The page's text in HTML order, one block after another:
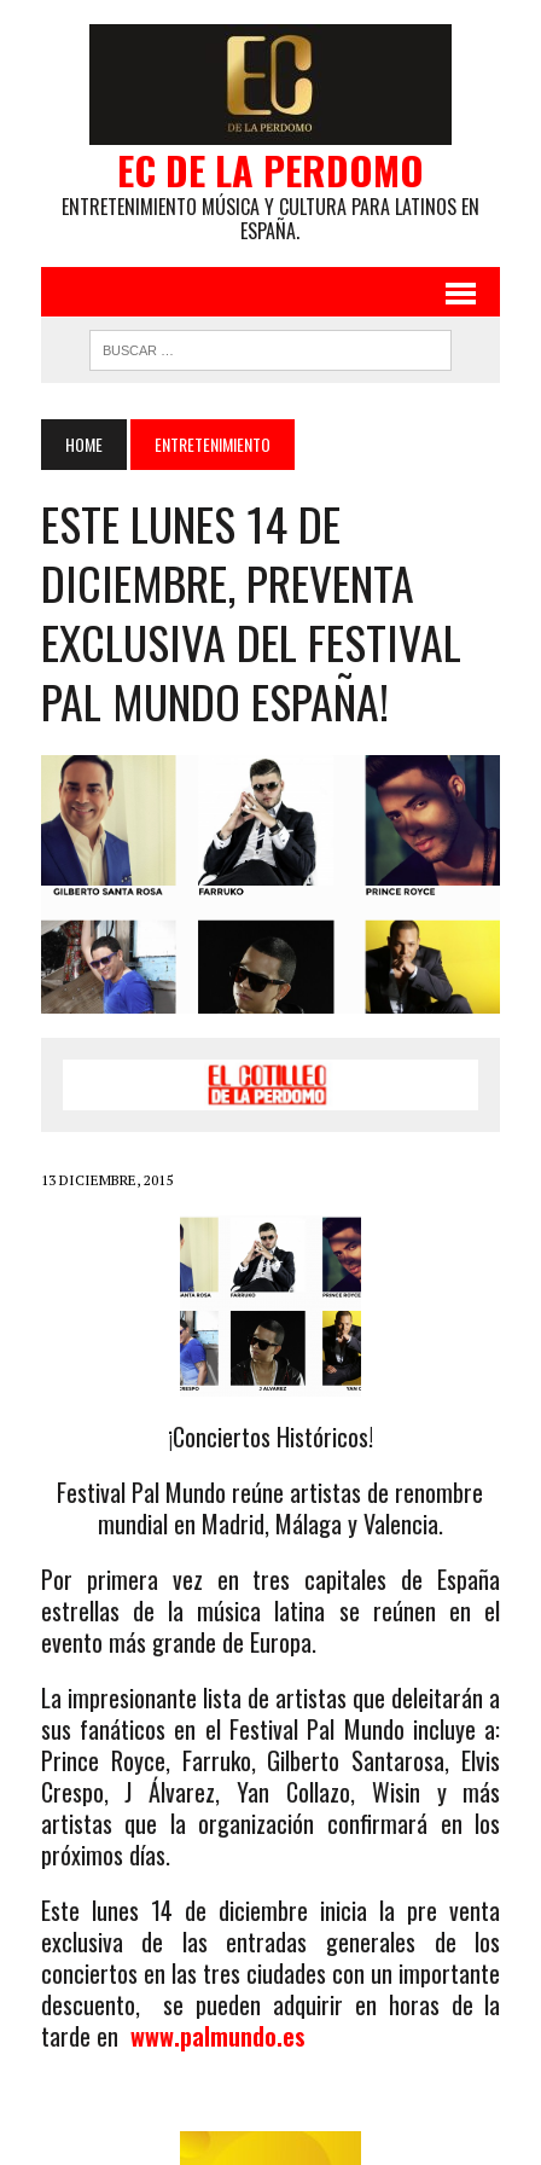
EC DE LA PERDOMO
ENTRETENIMIENTO MÚSICA Y CULTURA PARA LATINOS EN
ESPAÑA.
HOME ENTRETENIMIENTO
ESTE LUNES 14 DE
DICIEMBRE, PREVENTA
EXCLUSIVA DEL FESTIVAL
PAL MUNDO ESPAÑA!
13 DICIEMBRE, 2015
¡Conciertos Históricos!
Festival Pal Mundo reúne artistas de renombre
mundial en Madrid, Málaga y Valencia.
Por primera vez en tres capitales de España
estrellas de la música latina se reúnen en el
evento más grande de Europa.
La impresionante lista de artistas que deleitarán a
sus fanáticos en el Festival Pal Mundo incluye a:
Prince Royce, Farruko, Gilberto Santarosa, Elvis
Crespo, J Álvarez, Yan Collazo, Wisin y más
artistas que la organización confirmará en los
próximos días.
Este lunes 14 de diciembre inicia la pre venta
exclusiva de las entradas generales de los
conciertos en las tres ciudades con un importante
descuento, se pueden adquirir en horas de la
tarde en www.palmundo.es